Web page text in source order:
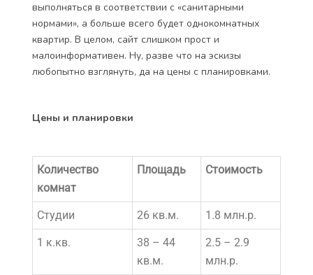
выполняться в соответствии с «санитарными
нормами», а больше всего будет однокомнатных
квартир. В целом, сайт слишком прост и
малоинформативен. Ну, разве что на эскизы
любопытно взглянуть, да на цены с планировками.
Цены и планировки
Количество
комнат
Площадь Стоимость
Студии 26 кв.м. 1.8 млн.р.
1 к.кв.
38 – 44
кв.м.
2.5 – 2.9
млн.р.